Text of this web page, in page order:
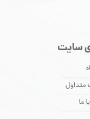
سایت
متداول
ما